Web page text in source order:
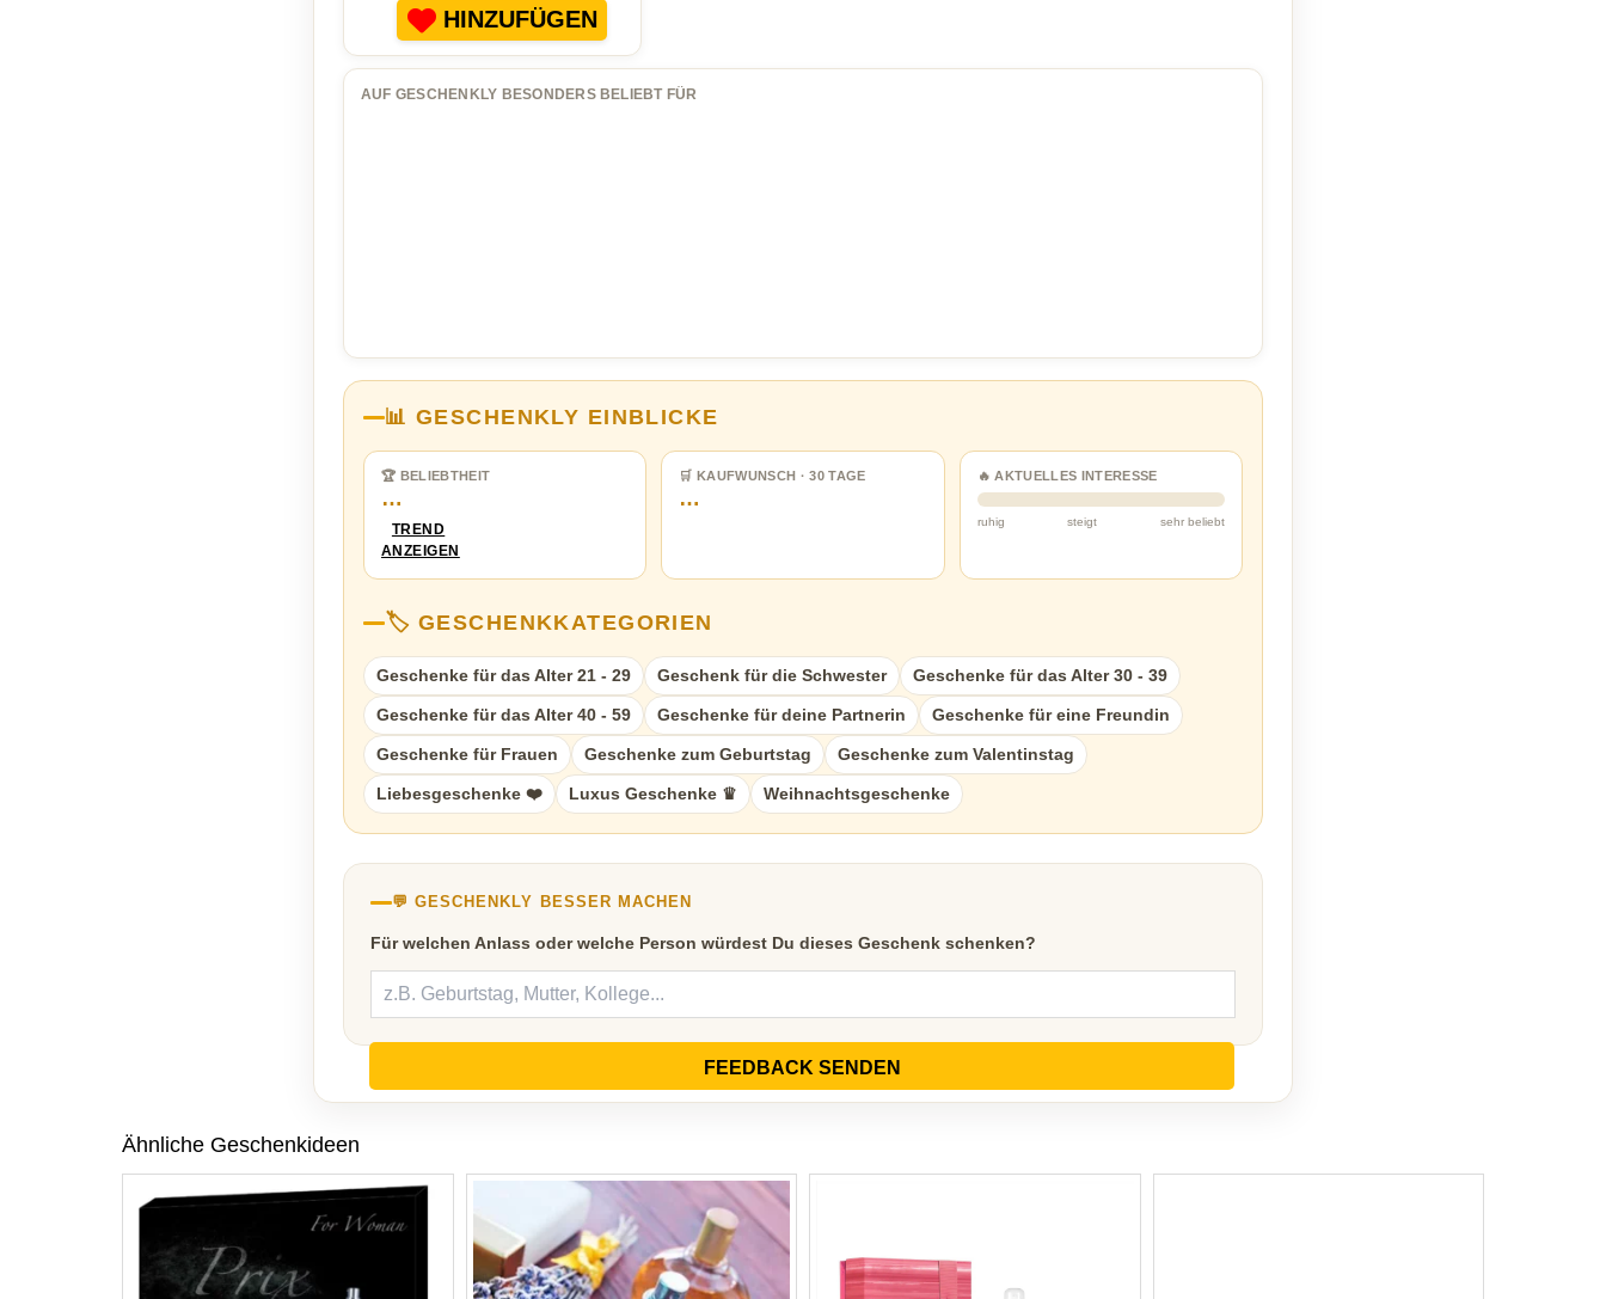
HINZUFÜGEN
AUF GESCHENKLY BESONDERS BELIEBT FÜR
📊 GESCHENKLY EINBLICKE
🏆 BELIEBTHEIT
…
TREND
ANZEIGEN
🛒 KAUFWUNSCH · 30 TAGE
…
🔥 AKTUELLES INTERESSE
ruhig steigt sehr beliebt
🏷️ GESCHENKKATEGORIEN
Geschenke für das Alter 21 - 29 Geschenk für die Schwester Geschenke für das Alter 30 - 39
Geschenke für das Alter 40 - 59 Geschenke für deine Partnerin Geschenke für eine Freundin
Geschenke für Frauen Geschenke zum Geburtstag Geschenke zum Valentinstag
Liebesgeschenke ❤️ Luxus Geschenke ♛ Weihnachtsgeschenke
💬 GESCHENKLY BESSER MACHEN
Für welchen Anlass oder welche Person würdest Du dieses Geschenk schenken?
FEEDBACK SENDEN
Ähnliche Geschenkideen